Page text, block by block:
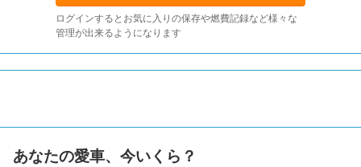
ログインするとお気に入りの保存や燃費記録など様々な
管理が出来るようになります
あなたの愛車、今いくら？